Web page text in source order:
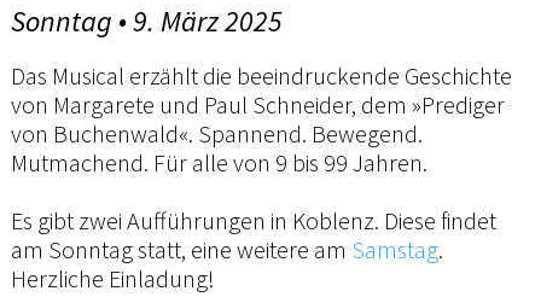
Sonntag • 9. März 2025
Das Musical erzählt die beeindruckende Geschichte
von Margarete und Paul Schneider, dem »Prediger
von Buchenwald«. Spannend. Bewegend.
Mutmachend. Für alle von 9 bis 99 Jahren.
Es gibt zwei Aufführungen in Koblenz. Diese findet
am Sonntag statt, eine weitere am Samstag.
Herzliche Einladung!